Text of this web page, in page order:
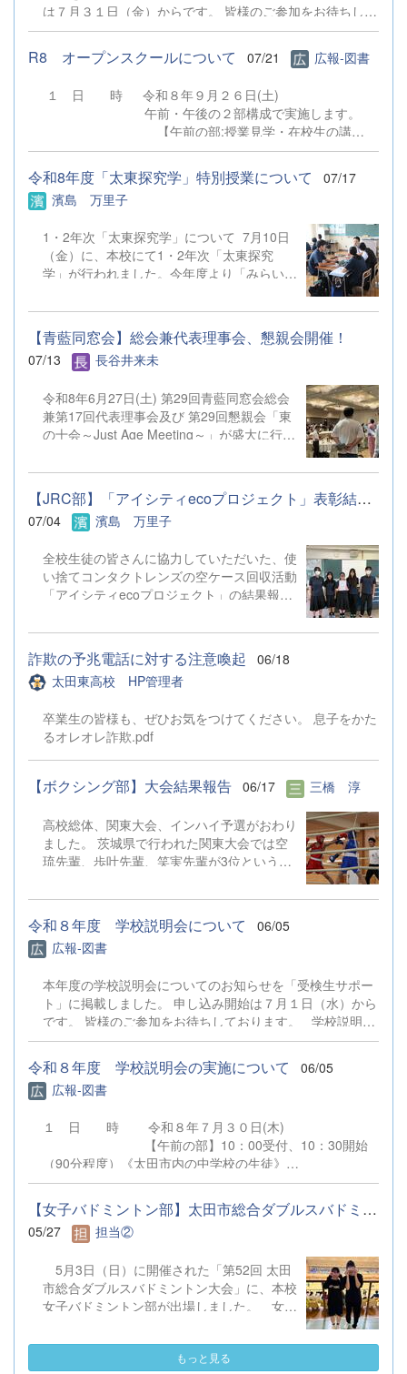
は７月３１日（金）からです。 皆様のご参加をお待ちして
おります。 ７月３０日（木）実施の学校説明会の申し込み
ではありませんのでご注意ください。 オープンスク
ールについて
R8 オープンスクールについて 07/21 広報-図書
１ 日 時 令和８年９月２６日(土)
午前・午後の２部構成で実施します。
【午前の部:授業見学・在校生の講
演】 10：20～ 受付（第1体育
館） 10：35～11：20 授業見学（本
校 第3校時） 11：30～11：55 在校
生の講演（第１体育館）
【午後の部:授業見学・部活動見学あ
り】 12：50～ 受付（第1体
育館） 13：05～13：50 授業見学
（本校 第5校時） 14：10～15：
40 部活動見学 ※午後の部で授業見学ま
での参加は可能ですが、部活動見学のみの参加は御遠慮く
ださい。 ２ 会 場 群馬県立太田東高等学
校 住所：太田市台之郷町４４
８ 電話：０２７６－４５－６５１１ ３ 対
象 令和９年３月卒業見込みの中学生（※保護者の参加
はできません） ４ 申込方法 （１）参加を希望する生
徒が直接、本校WebページよりGoogleフォームに入力して
お申し込みくだ ...
令和8年度「太東探究学」特別授業について
07/17
濱島 万里子
1・2年次「太東探究学」について 7月10日
（金）に、本校にて1・2年次「太東探究
学」が行われました。今年度より「みらい
トしています。 1年次は、2学期以降に実施
する「地域探究」について地域の課題や実社
会等の課題を取り上げて意見交換を行いまし
た。2年次は、これから本格的に取り組んで
証方法が的確かどうかについての指導・助言
を行っていただきました。 各分野で活躍
されている太田東高校のOG・OBの方々31
に分かれ、活発な意見交換を行うことができ
ました。講師の方々からいただいた多方面か
らのご指摘のおかげで、生徒たちは様々な気
づきを得ることができたようです。今後の探
ができました。 （7月17日（金）の上毛新聞
にも掲載されています。） 【生徒から
の感想（一部抜粋）】 今回の太東探究学で
対して自分たちが考えていた視野がとても広
がりました。お金の面、建設面、衛生面だっ
たりと様々なためになる情報を、専門家の方
から意...
【青藍同窓会】総会兼代表理事会、懇親会開催！
07/13 長谷井来未
令和8年6月27日(土) 第29回青藍同窓会総会
兼第17回代表理事会及び 第29回懇親会「東
の十会～Just Age Meeting～」が盛大に行わ
告、 今年度の活動予定や予算が原案通り承
認されました。 また、今後も期生会による
懇親会の開催が確認されました。 今回の懇
親会「東の十会～Just Age Meeting～」は
生が幹事長となり、179名の参加者を集め、
盛大に開催されました。 特に今回の目玉企
画である「仮装での参加」 にはたくさんの
た。 最後には、 次回(R9年6月26日)幹事長
の11期生に 青藍同窓会旗が渡され、 次回は
300人での開催を目指します！と宣言されま
した。 次回も皆様のご参加をお待ちしてお
【JRC部】「アイシティecoプロジェクト」表彰結果のお知らせ
07/04 濱島 万里子
全校生徒の皆さんに協力していただいた、使
い捨てコンタクトレンズの空ケース回収活動
「アイシティecoプロジェクト」の結果報告
することができました。空ケースの売却代金
は、ふたたび視力を取り戻そうと願われる
方々のために、全額が日本アイバンクに寄付
されます。 今回、部員全員で朝の呼びかけ
た。ご協力ありがとうございました。
詐欺の予兆電話に対する注意喚起
06/18
太田東高校 HP管理者
卒業生の皆様も、ぜひお気をつけてください。 息子をかた
るオレオレ詐欺.pdf
【ボクシング部】大会結果報告 06/17 三橋 淳
高校総体、関東大会、インハイ予選がおわり
ました。 茨城県で行われた関東大会では空
琉先輩、歩叶先輩、笑実先輩が3位という結
勝ち進み8月に京都で行われるインターハイ
に出場することが決まりました。 はじめて
真近でみるボクシングは想像よりも迫力のあ
るものでした。入部するまで関わることがな
ルなどを少しずつ理解できるようになってい
ることがとても嬉しいです。 また、インハ
イ予選の日は今まで部活を支えてくれていた
3年生の最後の大会でした。 4月から6月の2
ヶ月間で、大会が次々と行われ、忙しい期間
となりましたが、その分多くのことを教えて
頂きました。マネージャーさんは3年生1人
山伝授していただきました。そのおかげでこ
れからもやっていく自信につながりました。
とても充実した2ヶ月間でした。 先輩たちあ
りがとうございました。 これからは、代替
わりして2年生が主役となります。1年後悔
いなく終われるようにサポートできたらと思
います。 （１年マネージャー 佐久間理
乃）
令和８年度 学校説明会について
06/05
広報-図書
本年度の学校説明会についてのお知らせを「受検生サポー
ト」に掲載しました。 申し込み開始は７月１日（水）から
です。 皆様のご参加をお待ちしております。 学校説明会
について
令和８年度 学校説明会の実施について
06/05
広報-図書
１ 日 時 令和８年７月３０日(木)
【午前の部】10：00受付、10：30開始
（90分程度）《太田市内の中学校の生徒》
【午後の部】13：30受付、14：00開始
（90分程度）《太田市外の中学校の生徒》
※２回とも同一内容です。 ２ 会 場
太田市民会館 （会館案内図）
（駐車場図）
住所：太田市飯塚町２００－１ 電
話：０２７６－５７－８５７７ ３ 対 象 〇令和９
年３月卒業見込みの中学生およびその保護者、中学校教職
員 〇中学校１・２年生およびその保護者
（ただし、令和９年３月卒業見込みの中
学生が優先となります。） ４ 内 容 （１）校長挨
【女子バドミントン部】太田市総合ダブルスバドミントン大会
05/27 担当②
5月3日（日）に開催された「第52回 太田
市総合ダブルスバドミントン大会」に、本校
女子バドミントン部が出場しました。 女子
各ペアが熱戦を繰り広げました。その結果、
女子B級において田中（3年）・寺井（2年）
もっと見る